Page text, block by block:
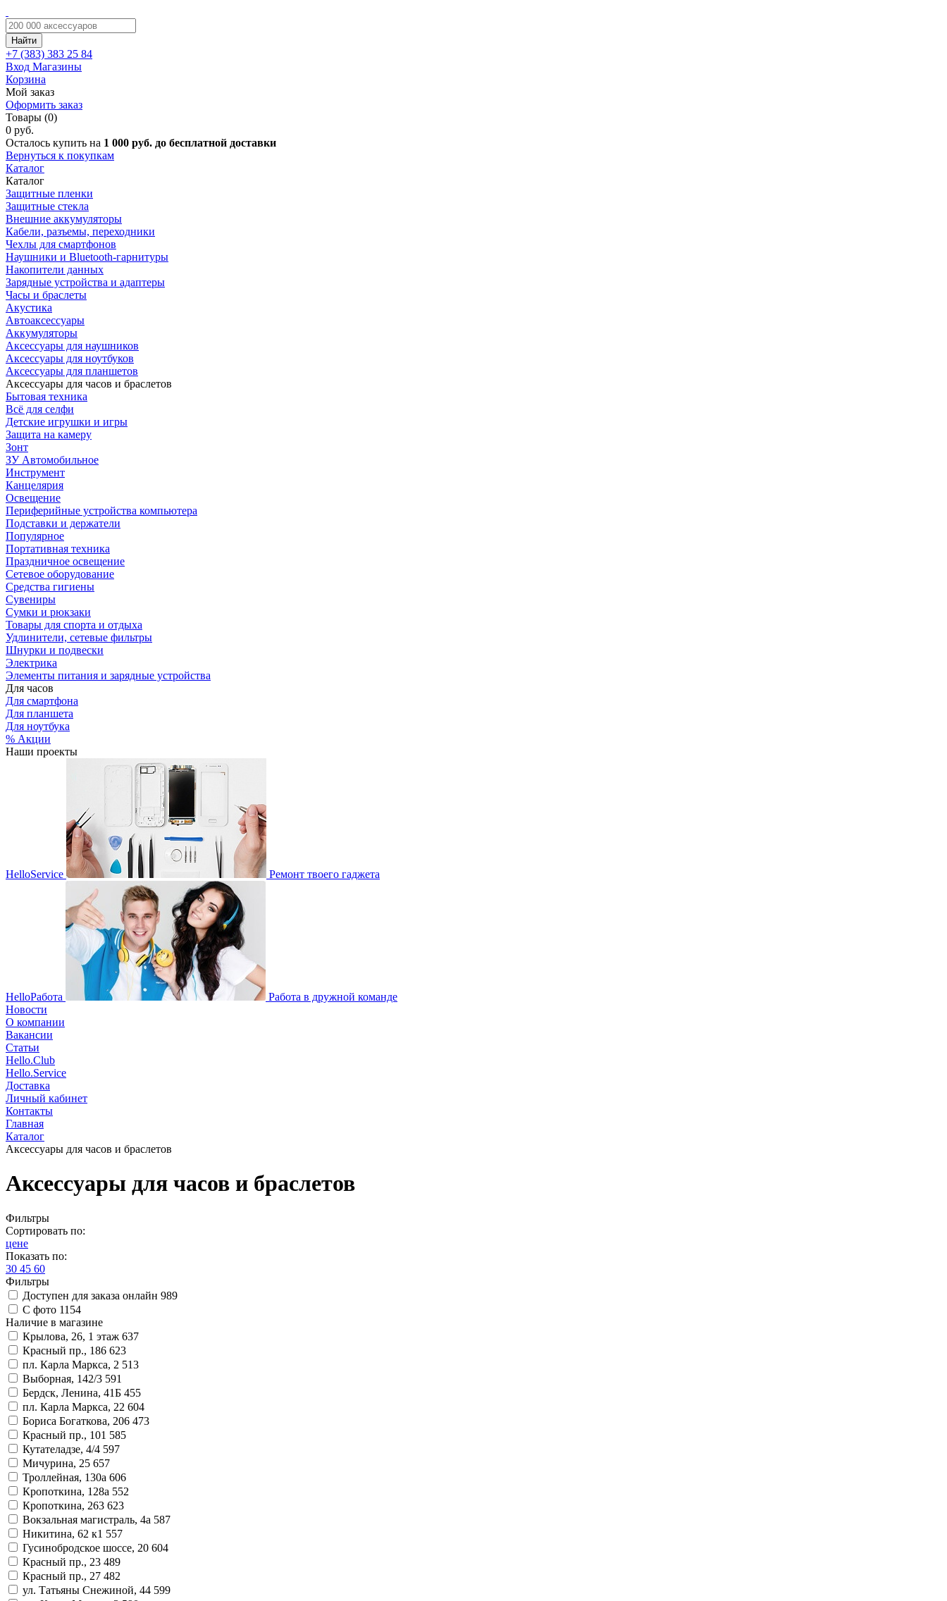
Найти
+7 (383) 383 25 84
Вход Магазины
Корзина
Мой заказ
Оформить заказ
Товары (0)
0 руб.
Осталось купить на 1 000 руб. до бесплатной доставки
Вернуться к покупкам
Каталог
Каталог
Защитные пленки
Защитные стекла
Внешние аккумуляторы
Кабели, разъемы, переходники
Чехлы для смартфонов
Наушники и Bluetooth-гарнитуры
Накопители данных
Зарядные устройства и адаптеры
Часы и браслеты
Акустика
Автоаксессуары
Аккумуляторы
Аксессуары для наушников
Аксессуары для ноутбуков
Аксессуары для планшетов
Аксессуары для часов и браслетов
Бытовая техника
Всё для селфи
Детские игрушки и игры
Защита на камеру
Зонт
ЗУ Автомобильное
Инструмент
Канцелярия
Освещение
Периферийные устройства компьютера
Подставки и держатели
Популярное
Портативная техника
Праздничное освещение
Сетевое оборудование
Средства гигиены
Сувениры
Сумки и рюкзаки
Товары для спорта и отдыха
Удлинители, сетевые фильтры
Шнурки и подвески
Электрика
Элементы питания и зарядные устройства
Для часов
Для смартфона
Для планшета
Для ноутбука
% Акции
Наши проекты
HelloService Ремонт твоего гаджета
HelloРабота
Работа в дружной команде
Новости
О компании
Вакансии
Статьи
Hello.Club
Hello.Service
Доставка
Личный кабинет
Контакты
Главная
Каталог
Аксессуары для часов и браслетов
Аксессуары для часов и браслетов
Фильтры
Сортировать по:
цене
Показать по:
30 45 60
Фильтры
Доступен для заказа онлайн 989
С фото 1154
Наличие в магазине
Крылова, 26, 1 этаж 637
Красный пр., 186 623
пл. Карла Маркса, 2 513
Выборная, 142/3 591
Бердск, Ленина, 41Б 455
пл. Карла Маркса, 22 604
Бориса Богаткова, 206 473
Красный пр., 101 585
Кутателадзе, 4/4 597
Мичурина, 25 657
Троллейная, 130а 606
Кропоткина, 128а 552
Кропоткина, 263 623
Вокзальная магистраль, 4а 587
Никитина, 62 к1 557
Гусинобродское шоссе, 20 604
Красный пр., 23 489
Красный пр., 27 482
ул. Татьяны Снежиной, 44 599